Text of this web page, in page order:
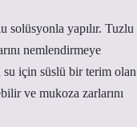
solüsyonla yapılır. Tuzlu
nemlendirmeye
su için süslü bir terim olan
ve mukoza zarlarını